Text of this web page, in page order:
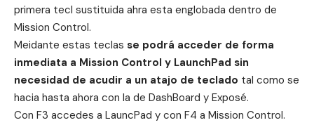
primera tecl sustituida ahra esta englobada dentro de
Mission Control.
Meidante estas teclas se podrá acceder de forma
inmediata a Mission Control y LaunchPad sin
necesidad de acudir a un atajo de teclado tal como se
hacia hasta ahora con la de DashBoard y Exposé.
Con F3 accedes a LauncPad y con F4 a Mission Control.